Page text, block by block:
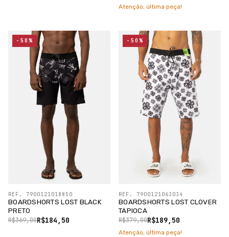
Atenção, última peça!
BOARDSHORTS LOST BLACK
PRETO
R$184,50
R$369,00
REF. 7900121018850
-50%
BOARDSHORTS LOST CLOVER
TAPIOCA
R$189,50
R$379,00
REF. 7900121063034
-50%
Atenção, última peça!